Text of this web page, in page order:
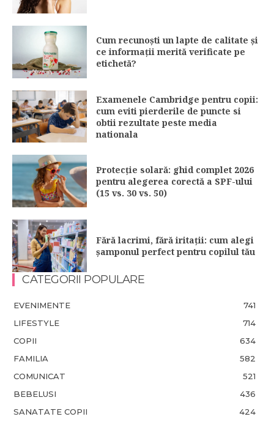
Cum recunoști un lapte de calitate și
ce informații merită verificate pe
etichetă?
Examenele Cambridge pentru copii:
cum eviti pierderile de puncte si
obtii rezultate peste media
nationala
Protecție solară: ghid complet 2026
pentru alegerea corectă a SPF-ului
(15 vs. 30 vs. 50)
Fără lacrimi, fără iritații: cum alegi
șamponul perfect pentru copilul tău
CATEGORII POPULARE
EVENIMENTE
741
LIFESTYLE
714
COPII
634
FAMILIA
582
COMUNICAT
521
BEBELUSI
436
SANATATE COPII
424